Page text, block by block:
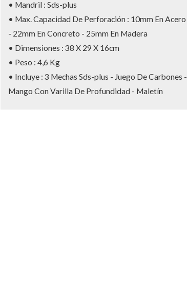
• Mandril : Sds-plus
• Max. Capacidad De Perforación : 10mm En Acero
- 22mm En Concreto - 25mm En Madera
• Dimensiones : 38 X 29 X 16cm
• Peso : 4,6 Kg
• Incluye : 3 Mechas Sds-plus - Juego De Carbones -
Mango Con Varilla De Profundidad - Maletín